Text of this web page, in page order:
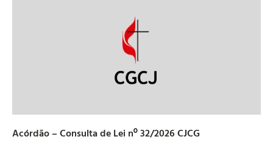
Acórdão – Consulta de Lei nº 32/2026 CJCG